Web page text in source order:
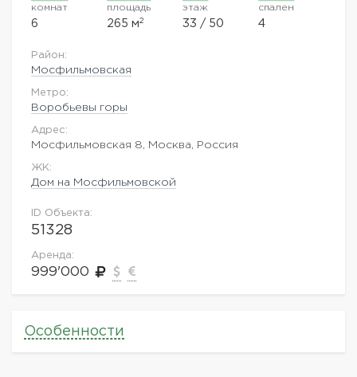
комнат
6
площадь
265 м2
этаж
33 / 50
спален
4
Район:
Мосфильмовская
Метро:
Воробьевы горы
Адрес:
Мосфильмовская 8, Москва, Россия
ЖK:
Дом на Мосфильмовской
ID Объекта:
51328
Аренда:
999'000
Особенности